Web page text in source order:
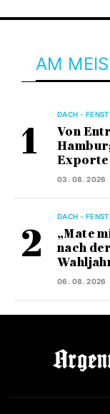
AM
DACH -
Von
Exporte
03. 08. 2026
DACH -
„Mate
nach
06. 08. 2026